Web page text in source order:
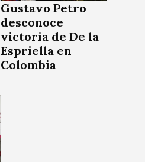
Gustavo Petro
desconoce
victoria de De la
Espriella en
Colombia